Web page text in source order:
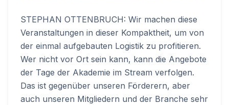
STEPHAN OTTENBRUCH: Wir machen diese
Veranstaltungen in dieser Kompaktheit, um von
der einmal aufgebauten Logistik zu profitieren.
Wer nicht vor Ort sein kann, kann die Angebote
der Tage der Akademie im Stream verfolgen.
Das ist gegenüber unseren Förderern, aber
auch unseren Mitgliedern und der Branche sehr